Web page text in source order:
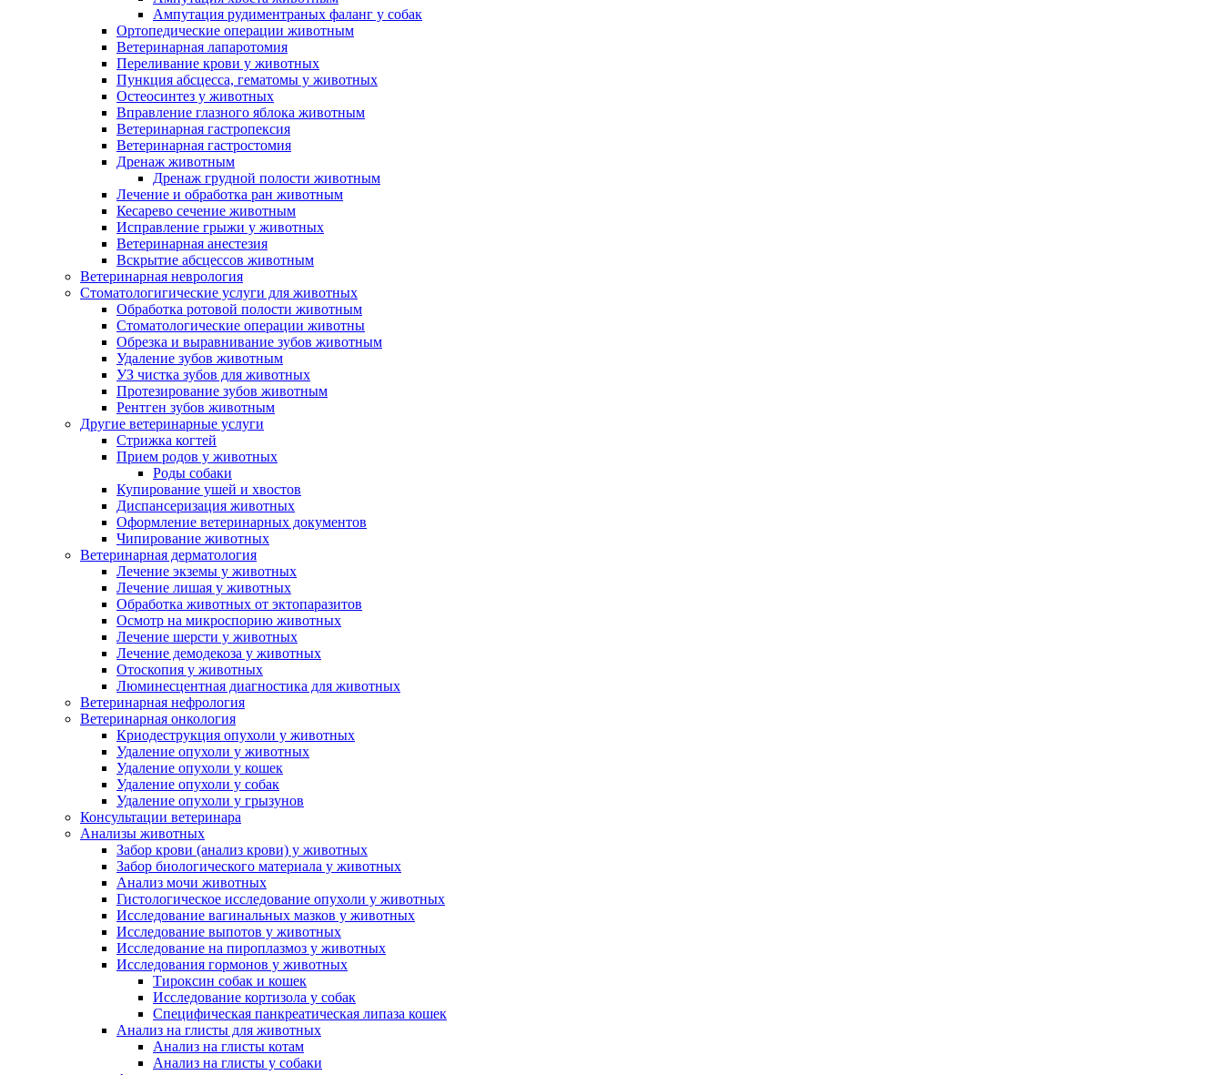
Ампутация рудиментраных фаланг у собак
Ортопедические операции животным
Ветеринарная лапаротомия
Переливание крови у животных
Пункция абсцесса, гематомы у животных
Остеосинтез у животных
Вправление глазного яблока животным
Ветеринарная гастропексия
Ветеринарная гастростомия
Дренаж животным
Дренаж грудной полости животным
Лечение и обработка ран животным
Кесарево сечение животным
Исправление грыжи у животных
Ветеринарная анестезия
Вскрытие абсцессов животным
Ветеринарная неврология
Стоматологигические услуги для животных
Обработка ротовой полости животным
Стоматологические операции животны
Обрезка и выравнивание зубов животным
Удаление зубов животным
УЗ чистка зубов для животных
Протезирование зубов животным
Рентген зубов животным
Другие ветеринарные услуги
Стрижка когтей
Прием родов у животных
Роды собаки
Купирование ушей и хвостов
Диспансеризация животных
Оформление ветеринарных документов
Чипирование животных
Ветеринарная дерматология
Лечение экземы у животных
Лечение лишая у животных
Обработка животных от эктопаразитов
Осмотр на микроспорию животных
Лечение шерсти у животных
Лечение демодекоза у животных
Отоскопия у животных
Люминесцентная диагностика для животных
Ветеринарная нефрология
Ветеринарная онкология
Криодеструкция опухоли у животных
Удаление опухоли у животных
Удаление опухоли у кошек
Удаление опухоли у собак
Удаление опухоли у грызунов
Консультации ветеринара
Анализы животных
Забор крови (анализ крови) у животных
Забор биологического материала у животных
Анализ мочи животных
Гистологическое исследование опухоли у животных
Исследование вагинальных мазков у животных
Исследование выпотов у животных
Исследование на пироплазмоз у животных
Исследования гормонов у животных
Тироксин собак и кошек
Исследование кортизола у собак
Специфическая панкреатическая липаза кошек
Анализ на глисты для животных
Анализ на глисты котам
Анализ на глисты у собаки